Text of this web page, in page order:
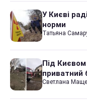
У Києві
норми
Татьяна
Під Києвом
приватний
Светлана